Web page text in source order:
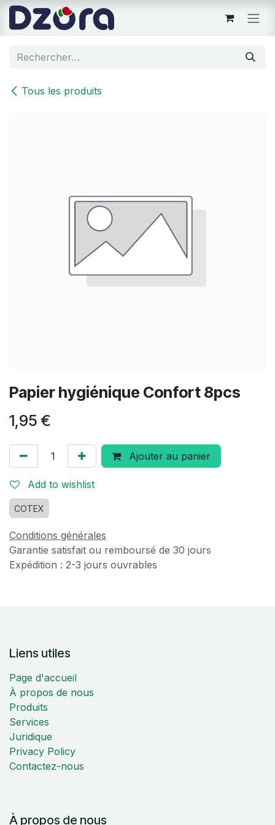
Se rendre au contenu
Tous les produits
Papier hygiénique Confort 8pcs
1,95 €
Ajouter au panier
Add to wishlist
COTEX
Conditions générales
Garantie satisfait ou remboursé de 30 jours
Expédition : 2-3 jours ouvrables
Liens utiles
Page d'accueil
À propos de nous
Produits
Services
Juridique
Privacy Policy
Contactez-nous
À propos de nous